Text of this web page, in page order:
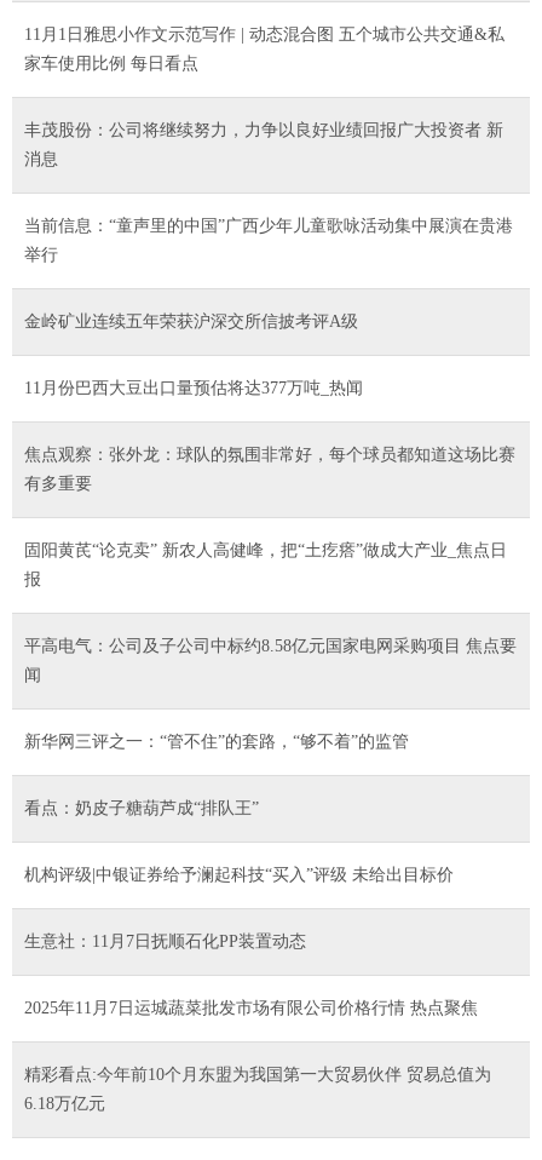
11月1日雅思小作文示范写作 | 动态混合图 五个城市公共交通&私
家车使用比例 每日看点
丰茂股份：公司将继续努力，力争以良好业绩回报广大投资者 新
消息
当前信息：“童声里的中国”广西少年儿童歌咏活动集中展演在贵港
举行
金岭矿业连续五年荣获沪深交所信披考评A级
11月份巴西大豆出口量预估将达377万吨_热闻
焦点观察：张外龙：球队的氛围非常好，每个球员都知道这场比赛
有多重要
固阳黄芪“论克卖” 新农人高健峰，把“土疙瘩”做成大产业_焦点日
报
平高电气：公司及子公司中标约8.58亿元国家电网采购项目 焦点要
闻
新华网三评之一：“管不住”的套路，“够不着”的监管
看点：奶皮子糖葫芦成“排队王”
机构评级|中银证券给予澜起科技“买入”评级 未给出目标价
生意社：11月7日抚顺石化PP装置动态
2025年11月7日运城蔬菜批发市场有限公司价格行情 热点聚焦
精彩看点:今年前10个月东盟为我国第一大贸易伙伴 贸易总值为
6.18万亿元